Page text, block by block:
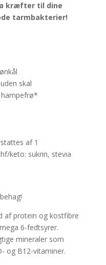
kræfter til dine
tarmbakterier!
skal
hampefrø*
af 1
keto: sukrin, stevia
af protein og kostfibre
6-fedtsyrer.
mineraler som
og B12-vitaminer.